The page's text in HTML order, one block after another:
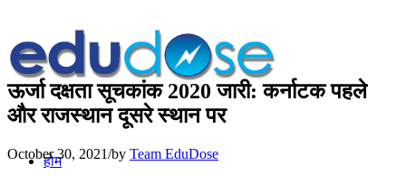
होम
ऊर्जा दक्षता सूचकांक 2020 जारी: कर्नाटक पहले
और राजस्थान दूसरे स्थान पर
October 30, 2021/by Team EduDose